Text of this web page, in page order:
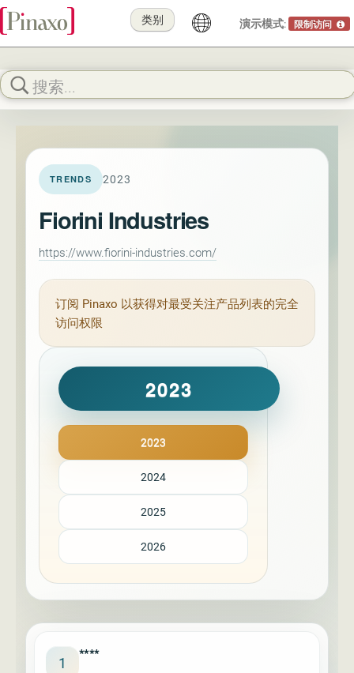
演示模式: 限制访问
类别
TRENDS 2023
Fiorini Industries
https://www.fiorini-industries.com/
订阅 Pinaxo 以获得对最受关注产品列表的完全
访问权限
2023
2023
2024
2025
2026
1 ****